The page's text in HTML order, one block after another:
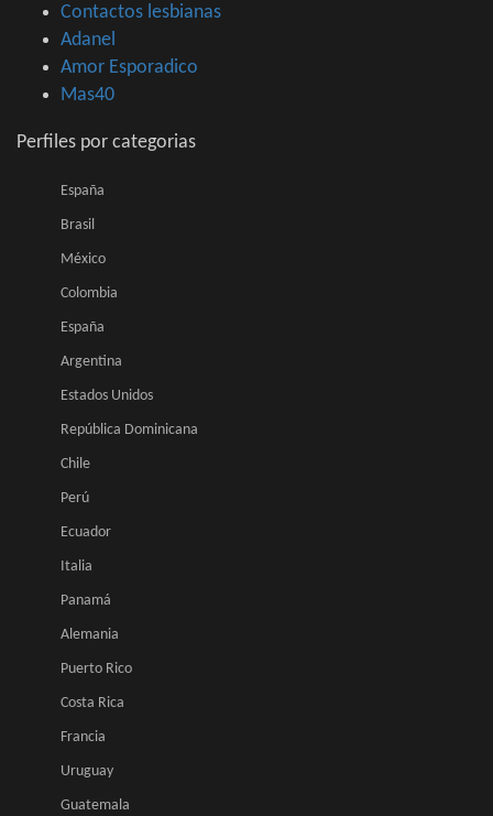
Contactos lesbianas
Adanel
Amor Esporadico
Mas40
Perfiles por categorias
España
Brasil
México
Colombia
España
Argentina
Estados Unidos
República Dominicana
Chile
Perú
Ecuador
Italia
Panamá
Alemania
Puerto Rico
Costa Rica
Francia
Uruguay
Guatemala